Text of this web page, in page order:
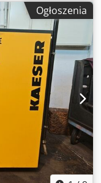
mm Sprzedawane
zamiennych
Ogłoszenia